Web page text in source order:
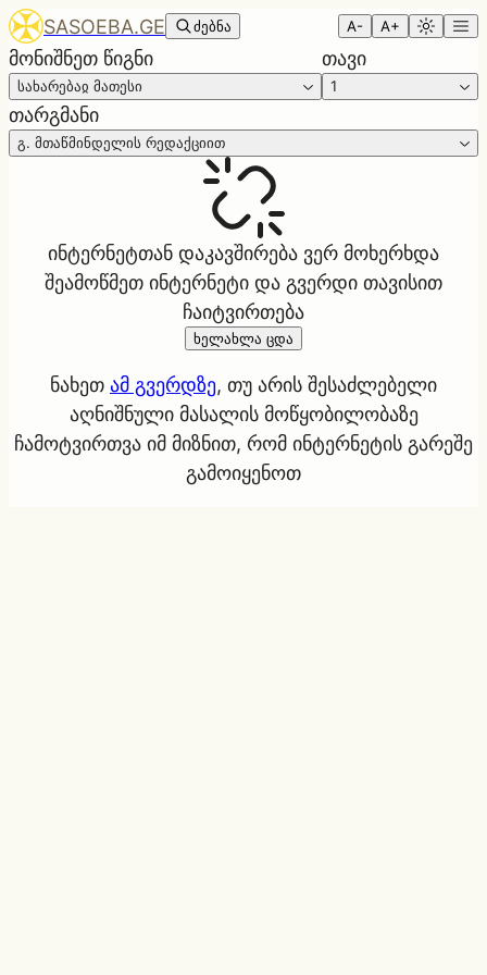
SASOEBA.GE ძებნა A- A+
მონიშნეთ წიგნი
სახარებაჲ მათესი
თავი
1
თარგმანი
გ. მთაწმინდელის რედაქციით
ინტერნეტთან დაკავშირება ვერ მოხერხდა
შეამოწმეთ ინტერნეტი და გვერდი თავისით
ჩაიტვირთება
ხელახლა ცდა
ნახეთ ამ გვერდზე, თუ არის შესაძლებელი
აღნიშნული მასალის მოწყობილობაზე
ჩამოტვირთვა იმ მიზნით, რომ ინტერნეტის გარეშე
გამოიყენოთ